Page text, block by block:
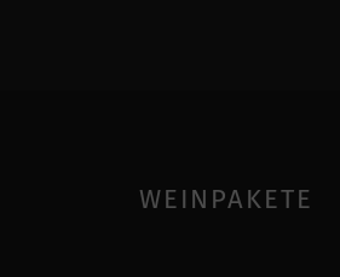
WEINPAKETE